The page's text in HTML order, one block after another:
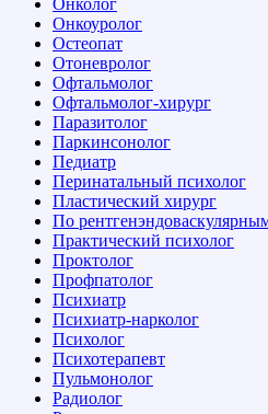
Онколог
Онкоуролог
Остеопат
Отоневролог
Офтальмолог
Офтальмолог-хирург
Паразитолог
Паркинсонолог
Педиатр
Перинатальный психолог
Пластический хирург
По
Практический психолог
Проктолог
Профпатолог
Психиатр
Психиатр-нарколог
Психолог
Психотерапевт
Пульмонолог
Радиолог